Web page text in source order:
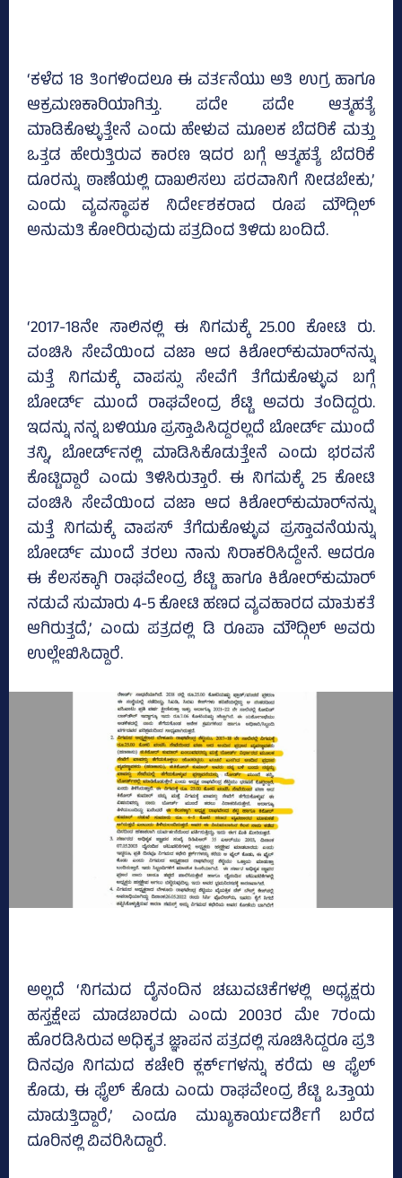
‘ಕಳೆದ 18 ತಿಂಗಳಿಂದಲೂ ಈ ವರ್ತನೆಯು ಅತಿ ಉಗ್ರ ಹಾಗೂ
ಆಕ್ರಮಣಕಾರಿಯಾಗಿತ್ತು. ಪದೇ ಪದೇ ಆತ್ಮಹತ್ಯೆ
ಮಾಡಿಕೊಳ್ಳುತ್ತೇನೆ ಎಂದು ಹೇಳುವ ಮೂಲಕ ಬೆದರಿಕೆ ಮತ್ತು
ಒತ್ತಡ ಹೇರುತ್ತಿರುವ ಕಾರಣ ಇದರ ಬಗ್ಗೆ ಆತ್ಮಹತ್ಯೆ ಬೆದರಿಕೆ
ದೂರನ್ನು ಠಾಣೆಯಲ್ಲಿ ದಾಖಲಿಸಲು ಪರವಾನಿಗೆ ನೀಡಬೇಕು,’
ಎಂದು ವ್ಯವಸ್ಥಾಪಕ ನಿರ್ದೇಶಕರಾದ ರೂಪ ಮೌದ್ಗಿಲ್‌
ಅನುಮತಿ ಕೋರಿರುವುದು ಪತ್ರದಿಂದ ತಿಳಿದು ಬಂದಿದೆ.
‘2017-18ನೇ ಸಾಲಿನಲ್ಲಿ ಈ ನಿಗಮಕ್ಕೆ 25.00 ಕೋಟಿ ರು.
ವಂಚಿಸಿ ಸೇವೆಯಿಂದ ವಜಾ ಆದ ಕಿಶೋರ್‌ಕುಮಾರ್‌ನನ್ನು
ಮತ್ತೆ ನಿಗಮಕ್ಕೆ ವಾಪಸ್ಸು ಸೇವೆಗೆ ತೆಗೆದುಕೊಳ್ಳುವ ಬಗ್ಗೆ
ಬೋರ್ಡ್‌ ಮುಂದೆ ರಾಘವೇಂದ್ರ ಶೆಟ್ಟಿ ಅವರು ತಂದಿದ್ದರು.
ಇದನ್ನು ನನ್ನ ಬಳಿಯೂ ಪ್ರಸ್ತಾಪಿಸಿದ್ದರಲ್ಲದೆ ಬೋರ್ಡ್‌ ಮುಂದೆ
ತನ್ನಿ, ಬೋರ್ಡ್‌ನಲ್ಲಿ ಮಾಡಿಸಿಕೊಡುತ್ತೇನೆ ಎಂದು ಭರವಸೆ
ಕೊಟ್ಟಿದ್ದಾರೆ ಎಂದು ತಿಳಿಸಿರುತ್ತಾರೆ. ಈ ನಿಗಮಕ್ಕೆ 25 ಕೋಟಿ
ವಂಚಿಸಿ ಸೇವೆಯಿಂದ ವಜಾ ಆದ ಕಿಶೋರ್‌ಕುಮಾರ್‌ನನ್ನು
ಮತ್ತೆ ನಿಗಮಕ್ಕೆ ವಾಪಸ್‌ ತೆಗೆದುಕೊಳ್ಳುವ ಪ್ರಸ್ತಾವನೆಯನ್ನು
ಬೋರ್ಡ್‌ ಮುಂದೆ ತರಲು ನಾನು ನಿರಾಕರಿಸಿದ್ದೇನೆ. ಆದರೂ
ಈ ಕೆಲಸಕ್ಕಾಗಿ ರಾಘವೇಂದ್ರ ಶೆಟ್ಟಿ ಹಾಗೂ ಕಿಶೋರ್‌ಕುಮಾರ್‌
ನಡುವೆ ಸುಮಾರು 4-5 ಕೋಟಿ ಹಣದ ವ್ಯವಹಾರದ ಮಾತುಕತೆ
ಆಗಿರುತ್ತದೆ,’ ಎಂದು ಪತ್ರದಲ್ಲಿ ಡಿ ರೂಪಾ ಮೌದ್ಗಿಲ್‌ ಅವರು
ಉಲ್ಲೇಖಿಸಿದ್ದಾರೆ.
ಅಲ್ಲದೆ ‘ನಿಗಮದ ದೈನಂದಿನ ಚಟುವಟಿಕೆಗಳಲ್ಲಿ ಅಧ್ಯಕ್ಷರು
ಹಸ್ತಕ್ಷೇಪ ಮಾಡಬಾರದು ಎಂದು 2003ರ ಮೇ 7ರಂದು
ಹೊರಡಿಸಿರುವ ಅಧಿಕೃತ ಜ್ಞಾಪನ ಪತ್ರದಲ್ಲಿ ಸೂಚಿಸಿದ್ದರೂ ಪ್ರತಿ
ದಿನವೂ ನಿಗಮದ ಕಚೇರಿ ಕ್ಲರ್ಕ್‌ಗಳನ್ನು ಕರೆದು ಆ ಫೈಲ್‌
ಕೊಡು, ಈ ಫೈಲ್‌ ಕೊಡು ಎಂದು ರಾಘವೇಂದ್ರ ಶೆಟ್ಟಿ ಒತ್ತಾಯ
ಮಾಡುತ್ತಿದ್ದಾರೆ,’ ಎಂದೂ ಮುಖ್ಯಕಾರ್ಯದರ್ಶಿಗೆ ಬರೆದ
ದೂರಿನಲ್ಲಿ ವಿವರಿಸಿದ್ದಾರೆ.